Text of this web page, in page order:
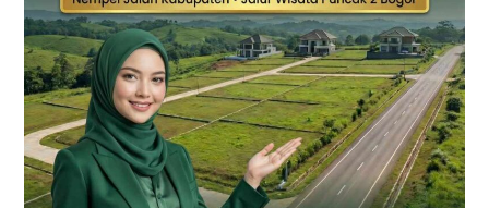
Panduan
Lengkap
&
Legalitas
Jelas